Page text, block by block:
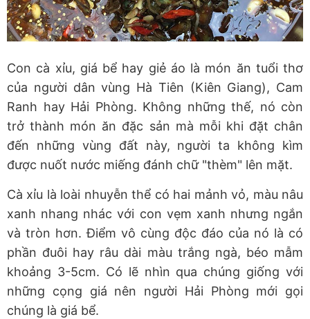
Con cà xỉu, giá bể hay giẻ áo là món ăn tuổi thơ
của người dân vùng Hà Tiên (Kiên Giang), Cam
Ranh hay Hải Phòng. Không những thế, nó còn
trở thành món ăn đặc sản mà mỗi khi đặt chân
đến những vùng đất này, người ta không kìm
được nuốt nước miếng đánh chữ "thèm" lên mặt.
Cà xỉu là loài nhuyễn thể có hai mảnh vỏ, màu nâu
xanh nhang nhác với con vẹm xanh nhưng ngắn
và tròn hơn. Điểm vô cùng độc đáo của nó là có
phần đuôi hay râu dài màu trắng ngà, béo mẫm
khoảng 3-5cm. Có lẽ nhìn qua chúng giống với
những cọng giá nên người Hải Phòng mới gọi
chúng là giá bể.